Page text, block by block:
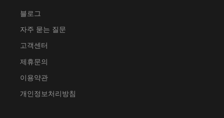
블로그
자주 묻는 질문
고객센터
제휴문의
이용약관
개인정보처리방침